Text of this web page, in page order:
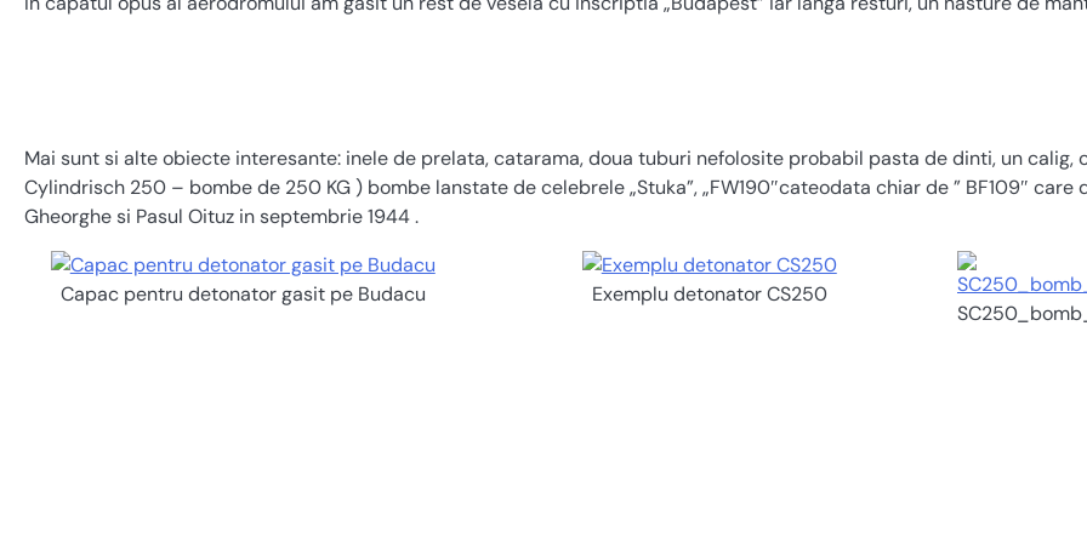
Mai sunt si alte obiecte interesante: inele de prelata, catarama, doua tuburi nefolosite probabil pasta de dinti, un
Cylindrisch 250 – bombe de 250 KG ) bombe lanstate de celebrele „Stuka”, „FW190″cateodata chiar de ” BF109″
Gheorghe si Pasul Oituz in septembrie 1944 .
Capac pentru detonator gasit pe Budacu Exemplu detonator CS250